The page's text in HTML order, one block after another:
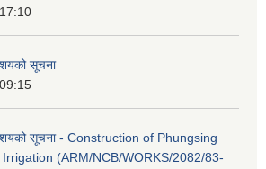
सूचना
सूचना - Construction of Phungsing
(ARM/NCB/WORKS/2082/83-